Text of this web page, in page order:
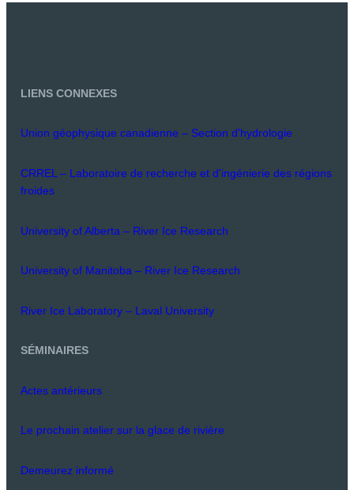
LIENS CONNEXES
Union géophysique canadienne – Section d'hydrologie
CRREL – Laboratoire de recherche et d'ingénierie des régions
froides
University of Alberta – River Ice Research
University of Manitoba – River Ice Research
River Ice Laboratory – Laval University
SÉMINAIRES
Actes antérieurs
Le prochain atelier sur la glace de rivière
Demeurez informé